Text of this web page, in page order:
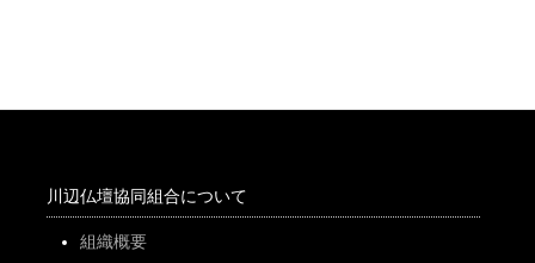
川辺仏壇協同組合について
組織概要